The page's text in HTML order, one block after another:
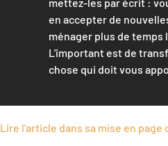
en accepter de
ménager plus de
L'important est de
chose qui doit vous
Lire l'article dans sa mise en page